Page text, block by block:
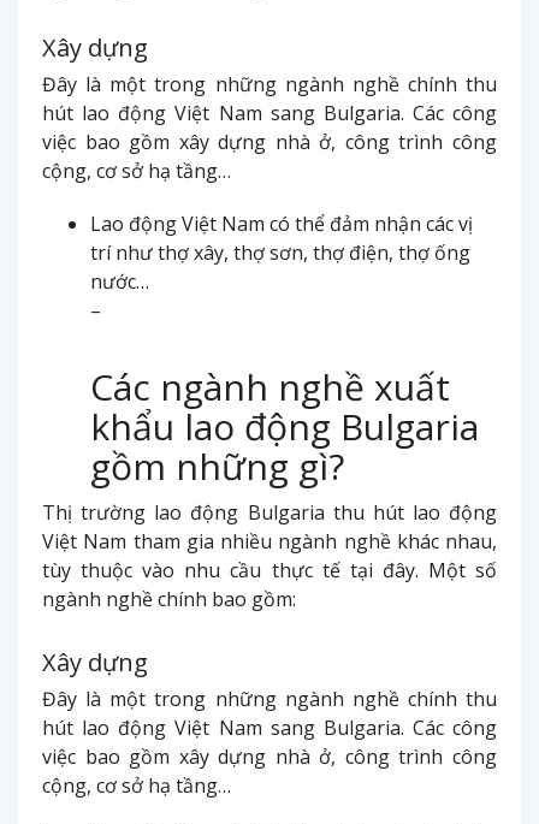
Xây dựng
Đây là một trong những ngành nghề chính thu
hút lao động Việt Nam sang Bulgaria. Các công
việc bao gồm xây dựng nhà ở, công trình công
cộng, cơ sở hạ tầng…
Lao động Việt Nam có thể đảm nhận các vị
trí như thợ xây, thợ sơn, thợ điện, thợ ống
nước…
–
Các ngành nghề xuất
khẩu lao động Bulgaria
gồm những gì?
Thị trường lao động Bulgaria thu hút lao động
Việt Nam tham gia nhiều ngành nghề khác nhau,
tùy thuộc vào nhu cầu thực tế tại đây. Một số
ngành nghề chính bao gồm:
Xây dựng
Đây là một trong những ngành nghề chính thu
hút lao động Việt Nam sang Bulgaria. Các công
việc bao gồm xây dựng nhà ở, công trình công
cộng, cơ sở hạ tầng…